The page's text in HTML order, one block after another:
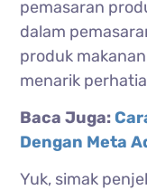
pemasaran
dalam
produk
menarik
Baca Juga:
Dengan Meta
Yuk, simak